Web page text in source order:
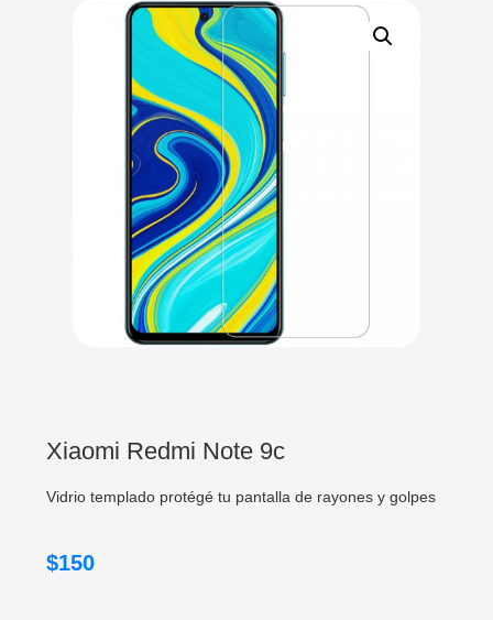
Xiaomi Redmi Note 9c
Vidrio templado protégé tu pantalla de rayones y golpes
$150